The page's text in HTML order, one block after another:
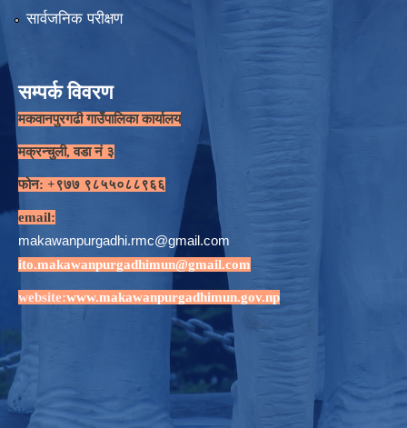
सार्वजनिक परीक्षण
सम्पर्क विवरण
मकवानपुरगढी गाउँपालिका कार्यालय
मक्रन्चुली, वडा नं ३
फोन: +९७७ ९८५५०८८९६६
email:
makawanpurgadhi.rmc@gmail.com
ito.makawanpurgadhimun@gmail.com
website:www.makawanpurgadhimun.gov.np